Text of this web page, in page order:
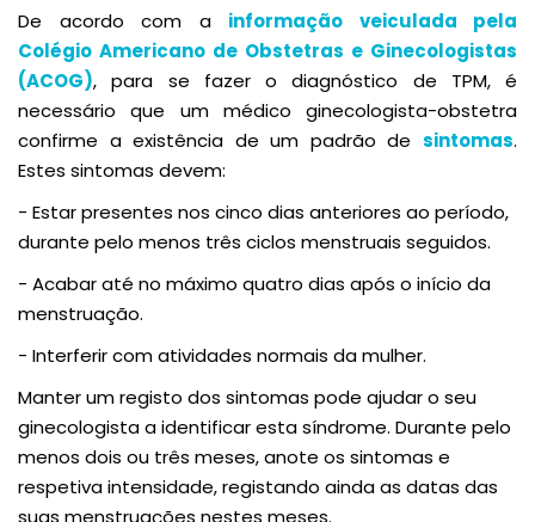
De acordo com a informação veiculada pela
Colégio Americano de Obstetras e Ginecologistas
(ACOG), para se fazer o diagnóstico de TPM, é
necessário que um médico ginecologista-obstetra
confirme a existência de um padrão de sintomas.
Estes sintomas devem:
- Estar presentes nos cinco dias anteriores ao período,
durante pelo menos três ciclos menstruais seguidos.
- Acabar até no máximo quatro dias após o início da
menstruação.
- Interferir com atividades normais da mulher.
Manter um registo dos sintomas pode ajudar o seu
ginecologista a identificar esta síndrome. Durante pelo
menos dois ou três meses, anote os sintomas e
respetiva intensidade, registando ainda as datas das
suas menstruações nestes meses.